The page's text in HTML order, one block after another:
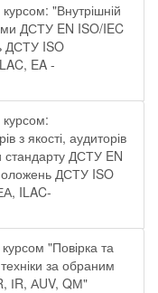
"Внутрішній
ДСТУ EN ISO/IEC
ДСТУ ISO
EA -
з якості, аудиторів
стандарту ДСТУ EN
ДСТУ ISO
ILAC-
"Повірка та
за обраним
ІR, АUV, QМ"